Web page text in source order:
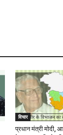
विचार
प्रधान मंत्री मोदी,